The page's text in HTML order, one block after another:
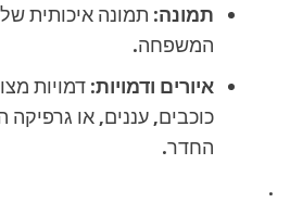
תמונה: תמונה איכותית
המשפחה.
איורים ודמויות: דמויות
כוכבים, עננים, או
החדר.
.